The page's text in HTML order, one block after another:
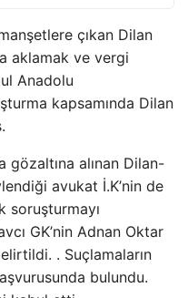
çıkan Dilan
aklamak ve vergi
Anadolu
kapsamında Dilan
gözaltına alınan Dilan-
avukat İ.K’nin de
soruşturmayı
GK’nin Adnan Oktar
. Suçlamaların
bulundu.